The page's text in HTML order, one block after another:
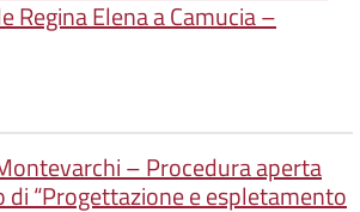
Regina Elena a Camucia –
– Procedura aperta
di “Progettazione e espletamento